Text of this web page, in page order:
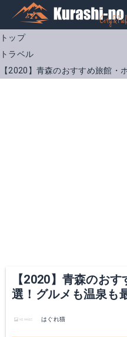
トップ
トラベル
【2020】青森のおすすめ旅館
【2020】青森のお
選！グルメも温泉も
はぐれ猫